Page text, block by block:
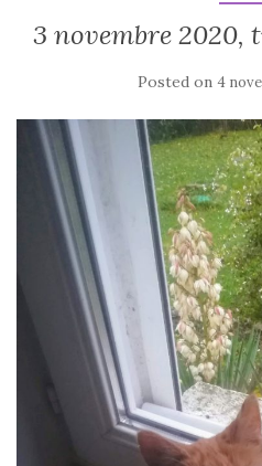
3 novembre 2020,
Posted on 4